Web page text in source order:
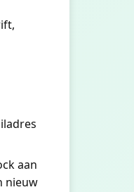
aan
nieuw